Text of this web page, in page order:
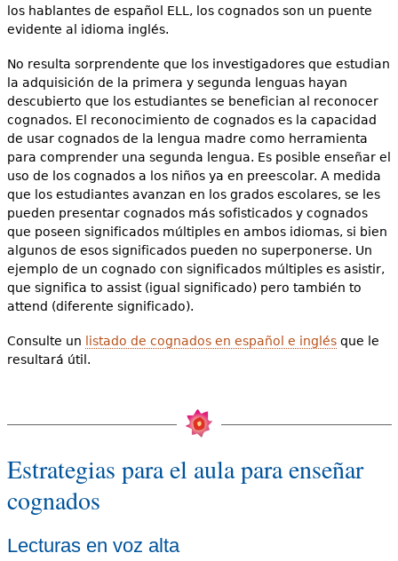
los hablantes de español ELL, los cognados son un puente
evidente al idioma inglés.
No resulta sorprendente que los investigadores que estudian
la adquisición de la primera y segunda lenguas hayan
descubierto que los estudiantes se benefician al reconocer
cognados. El reconocimiento de cognados es la capacidad
de usar cognados de la lengua madre como herramienta
para comprender una segunda lengua. Es posible enseñar el
uso de los cognados a los niños ya en preescolar. A medida
que los estudiantes avanzan en los grados escolares, se les
pueden presentar cognados más sofisticados y cognados
que poseen significados múltiples en ambos idiomas, si bien
algunos de esos significados pueden no superponerse. Un
ejemplo de un cognado con significados múltiples es asistir,
que significa to assist (igual significado) pero también to
attend (diferente significado).
Consulte un listado de cognados en español e inglésque le
resultará útil.
Estrategias para el aula para enseñar
cognados
Lecturas en voz alta